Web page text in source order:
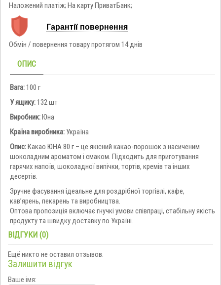
Наложений платіж; На карту ПриватБанк;
Гарантії повернення
Обмін / повернення товару протягом 14 днів
ОПИС
Вага:100 г
У ящику:132 шт
Виробник:Юна
Країна виробника: Україна
Опис:Какао ЮНА 80 г – це якісний какао-порошок з насиченим
шоколадним ароматом і смаком. Підходить для приготування
гарячих напоїв, шоколадної випічки, тортів, кремів та інших
десертів.
Зручне фасування ідеальне для роздрібної торгівлі, кафе,
кав’ярень, пекарень та виробництва.
Оптова пропозиція включає гнучкі умови співпраці, стабільну якість
продукту та швидку доставку по Україні.
ВІДГУКИ (0)
Ещё никто не оставил отзывов.
Залишити відгук
Ваше імя: